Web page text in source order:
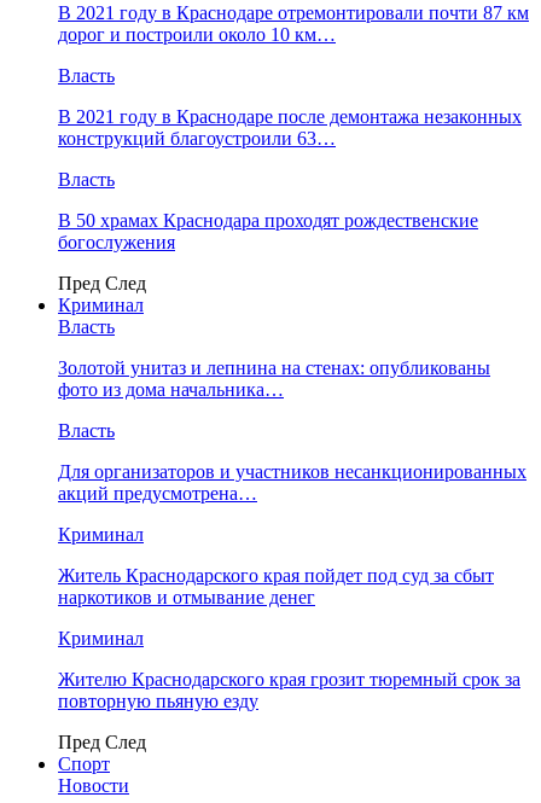
В 2021 году в Краснодаре отремонтировали почти 87 км
дорог и построили около 10 км…
Власть
В 2021 году в Краснодаре после демонтажа незаконных
конструкций благоустроили 63…
Власть
В 50 храмах Краснодара проходят рождественские
богослужения
Пред След
Криминал
Власть
​Золотой унитаз и лепнина на стенах: опубликованы
фото из дома начальника…
Власть
Для организаторов и участников несанкционированных
акций предусмотрена…
Криминал
Житель Краснодарского края пойдет под суд за сбыт
наркотиков и отмывание денег
Криминал
Жителю Краснодарского края грозит тюремный срок за
повторную пьяную езду
Пред След
Спорт
Новости